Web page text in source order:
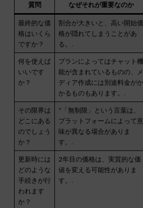
質問 なぜそれが重要なのか
最終的な価
格はいくら
ですか？
割合が大きいと、高い開始価
格が隠れてしまうことがあ
る。.
何を使えば
いいです
か？
プランによってはチャット機
能が含まれているものの、メ
ディア作成には別途料金がか
かるものもあります。.
その限界は
どこにある
のでしょう
か？
“「無制限」という言葉は、
プラットフォームによって意
味が異なる場合がありま
す。.
更新時には
どのような
手続きが行
われます
か？
2年目の価格は、実質的な価
値を変える可能性がありま
す。.